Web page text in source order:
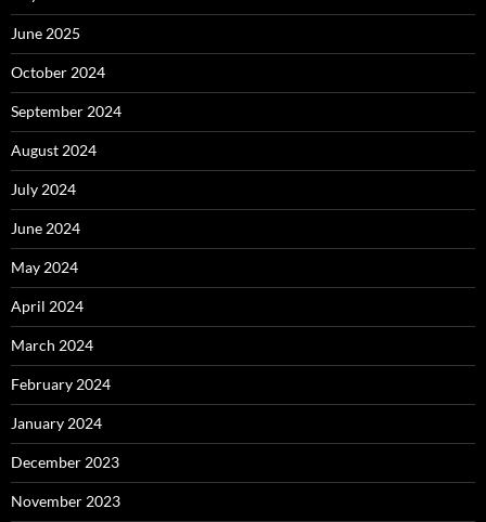
June 2025
October 2024
September 2024
August 2024
July 2024
June 2024
May 2024
April 2024
March 2024
February 2024
January 2024
December 2023
November 2023